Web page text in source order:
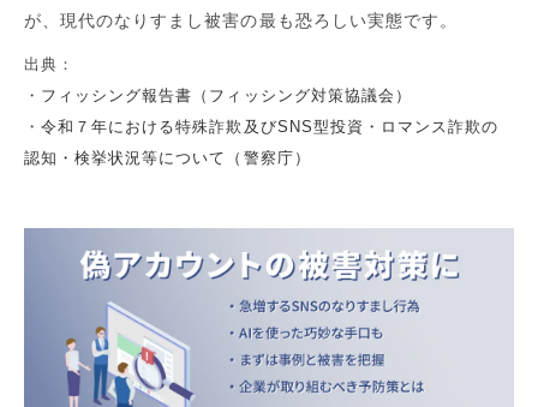
が、現代のなりすまし被害の最も恐ろしい実態です。
出典：
・ フィッシング報告書（ フィッシング対策協議会 ）
・令和７年における特殊詐欺及びSNS型投資・ロマンス詐欺の
認知・検挙状況等について（警察庁）